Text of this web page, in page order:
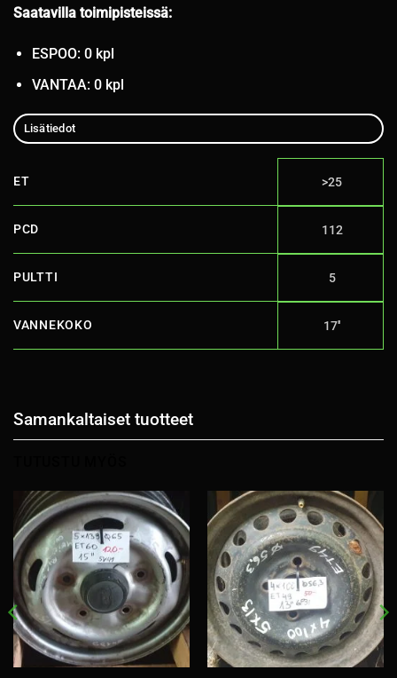
Saatavilla toimipisteissä:
ESPOO: 0 kpl
VANTAA: 0 kpl
Lisätiedot
ET >25
PCD 112
PULTTI 5
VANNEKOKO 17''
Samankaltaiset tuotteet